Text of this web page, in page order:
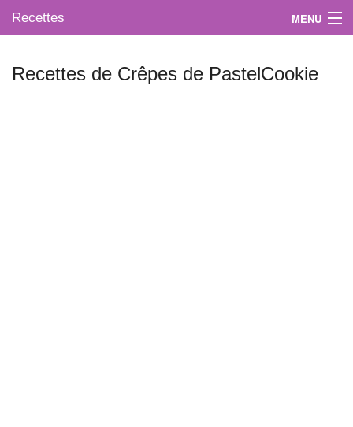
Recettes MENU
Recettes de Crêpes de PastelCookie